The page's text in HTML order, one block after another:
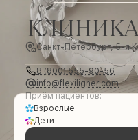
Санкт-Петербург, 5-я
8 (800) 555-90-56
info@flexiligner.com
Приём пациентов:
Взрослые
Дети